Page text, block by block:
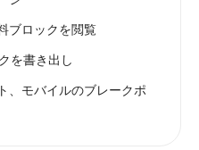
ブロックを閲覧
を書き出し
、モバイルのブレークポ